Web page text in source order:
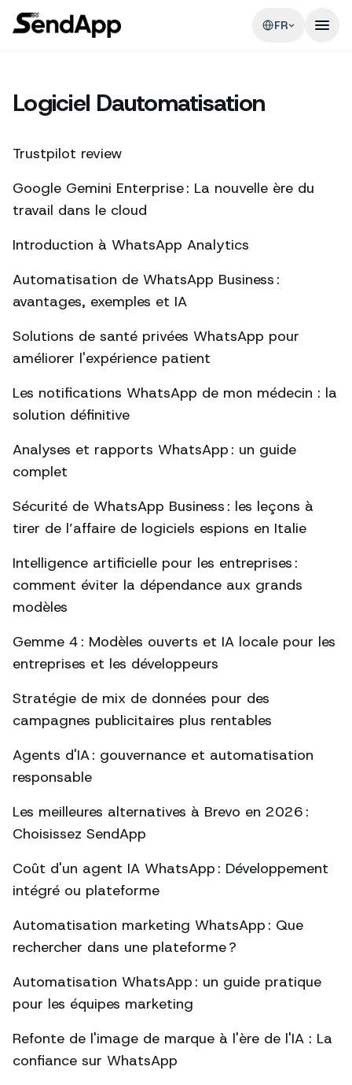
FR
Logiciel Dautomatisation
Trustpilot review
Google Gemini Enterprise : La nouvelle ère du
travail dans le cloud
Introduction à WhatsApp Analytics
Automatisation de WhatsApp Business :
avantages, exemples et IA
Solutions de santé privées WhatsApp pour
améliorer l'expérience patient
Les notifications WhatsApp de mon médecin : la
solution définitive
Analyses et rapports WhatsApp : un guide
complet
Sécurité de WhatsApp Business : les leçons à
tirer de l’affaire de logiciels espions en Italie
Intelligence artificielle pour les entreprises :
comment éviter la dépendance aux grands
modèles
Gemme 4 : Modèles ouverts et IA locale pour les
entreprises et les développeurs
Stratégie de mix de données pour des
campagnes publicitaires plus rentables
Agents d'IA : gouvernance et automatisation
responsable
Les meilleures alternatives à Brevo en 2026 :
Choisissez SendApp
Coût d'un agent IA WhatsApp : Développement
intégré ou plateforme
Automatisation marketing WhatsApp : Que
rechercher dans une plateforme ?
Automatisation WhatsApp : un guide pratique
pour les équipes marketing
Refonte de l'image de marque à l'ère de l'IA : La
confiance sur WhatsApp